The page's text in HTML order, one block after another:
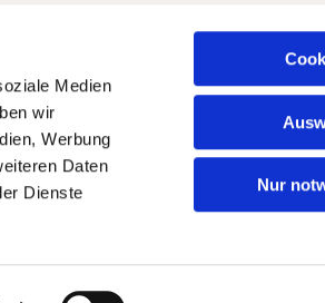
Medien
wir
Werbung
Daten
Dienste
Nur
ICAL Link
zum